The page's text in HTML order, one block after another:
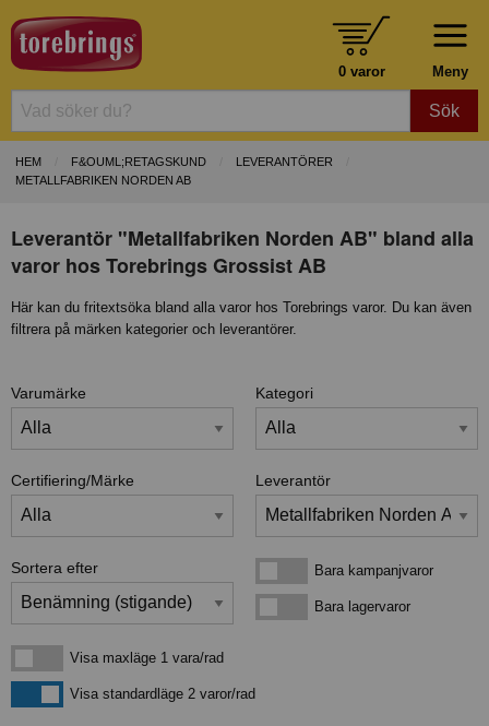
Meny
0 varor
Sök
HEM F&OUML;RETAGSKUND
LEVERANTÖRER
METALLFABRIKEN NORDEN AB
Leverantör "Metallfabriken Norden AB" bland alla
varor hos Torebrings Grossist AB
Här kan du fritextsöka bland alla varor hos Torebrings varor. Du kan även
filtrera på märken kategorier och leverantörer.
Varumärke Kategori
Certifiering/Märke Leverantör
Sortera efter Bara kampanjvarorBara kampanjvaror
Bara lagervarorBara lagervaror
Visa maxläge 1 vara/rad
Visa maxläge 1 vara/rad
Visa standardlägeVisa standardläge 2 varor/rad